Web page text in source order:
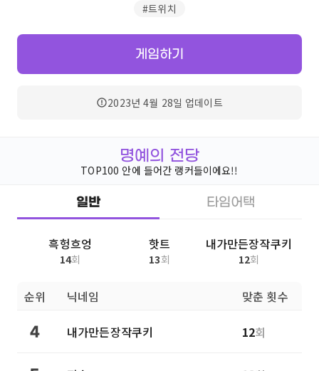
#트위치
게임하기
2023년 4월 28일 업데이트
명예의 전당
TOP100 안에 들어간 랭커들이에요!!
일반 타임어택
흑헝흐엉
14회
핫트
13회
내가만든장작쿠키
12회
순위 닉네임 맞춘 횟수
4 내가만든장작쿠키 12회